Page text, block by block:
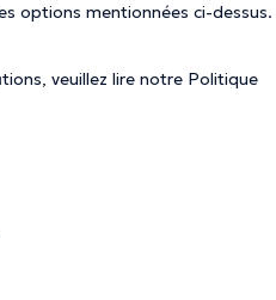
options mentionnées ci-dessus.
veuillez lire notre Politique